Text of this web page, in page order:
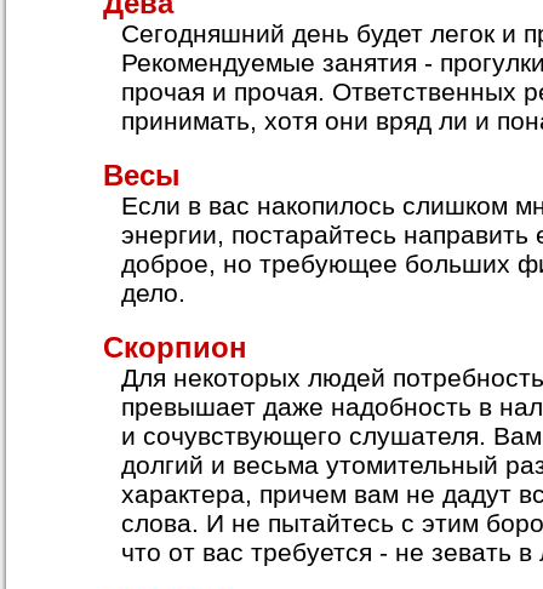
Сегодняшний день будет легок и
Рекомендуемые занятия -
прочая и прочая. Ответственных
принимать, хотя они вряд ли и
Весы
Если в вас накопилось слишком
энергии, постарайтесь направить
доброе, но требующее больших
дело.
Скорпион
Для некоторых людей
превышает даже надобность в
и сочувствующего слушателя.
долгий и весьма утомительный
характера, причем вам не дадут
слова. И не пытайтесь с этим
что от вас требуется - не зевать